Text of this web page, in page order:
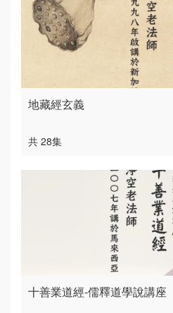
地藏經玄義
共 28集
十善業道經-儒釋道學說講座